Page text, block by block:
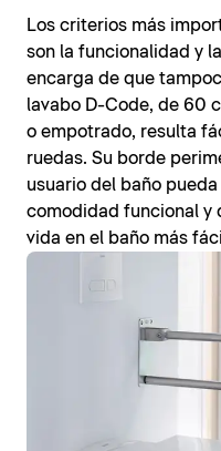
Los criterios más
son la funcionalidad y
encarga de que
lavabo D-Code, de 60
o empotrado, resulta
ruedas. Su borde
usuario del baño
comodidad funcional y
vida en el baño más